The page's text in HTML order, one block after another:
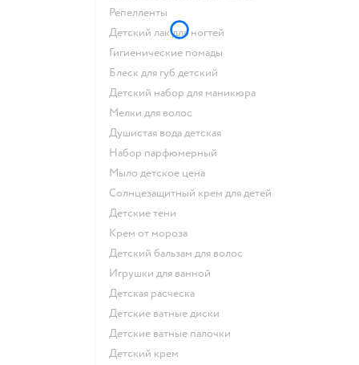
репелленты
детский лак для ногтей
гигиенические помады
блеск для губ детский
детский набор для маникюра
мелки для волос
душистая вода детская
набор парфюмерный
мыло детское цена
солнцезащитный крем для детей
детские тени
крем от мороза
детский бальзам для волос
игрушки для ванной
детская расческа
детские ватные диски
детские ватные палочки
детский крем